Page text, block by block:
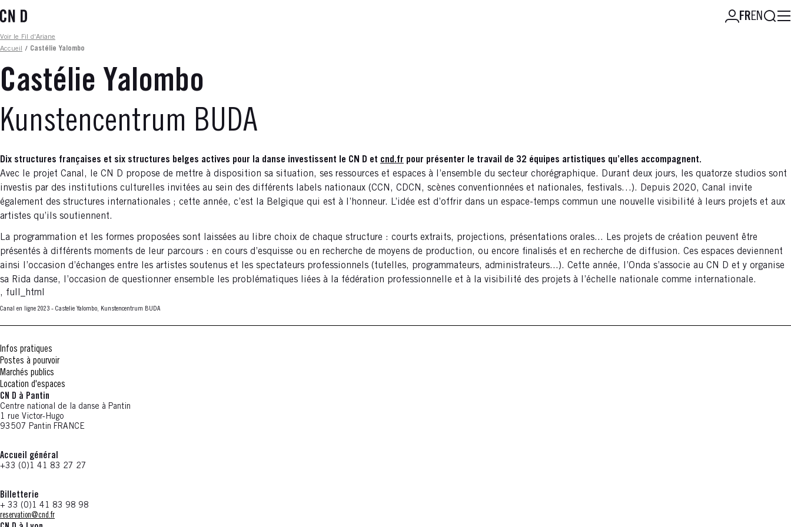
au
principal
FREN
Fil d'ariane
Voir le Fil d'Ariane
Accueil
/ Castélie Yalombo
Castélie Yalombo
Kunstencentrum BUDA
Dix structures françaises et six structures belges actives pour la danse investissent le CN D et cnd.fr pour présenter le travail de 32 équipes artistiques qu’elles accompagnent.
Avec le projet Canal, le CN D propose de mettre à disposition sa situation, ses ressources et espaces à l’ensemble du secteur chorégraphique. Durant deux jours, les quatorze studios sont
investis par des institutions culturelles invitées au sein des différents labels nationaux (CCN, CDCN, scènes conventionnées et nationales, festivals…). Depuis 2020, Canal invite
également des structures internationales ; cette année, c’est la Belgique qui est à l’honneur. L’idée est d’offrir dans un espace-temps commun une nouvelle visibilité à leurs projets et aux
artistes qu’ils soutiennent.
La programmation et les formes proposées sont laissées au libre choix de chaque structure : courts extraits, projections, présentations orales... Les projets de création peuvent être
présentés à différents moments de leur parcours : en cours d’esquisse ou en recherche de moyens de production, ou encore finalisés et en recherche de diffusion. Ces espaces deviennent
ainsi l’occasion d’échanges entre les artistes soutenus et les spectateurs professionnels (tutelles, programmateurs, administrateurs...). Cette année, l’Onda s’associe au CN D et y organise
sa Rida danse, l’occasion de questionner ensemble les problématiques liées à la fédération professionnelle et à la visibilité des projets à l’échelle nationale comme internationale.
, full_html
Canal en ligne 2023 - Castelie Yalombo, Kunstencentrum BUDA
Infos pratiques
Postes à pourvoir
Marchés publics
Location d'espaces
CN D à Pantin
Centre national de la danse à Pantin
1 rue Victor-Hugo
93507 Pantin FRANCE
Accueil général
+33 (0)1 41 83 27 27
Billetterie
+ 33 (0)1 41 83 98 98
reservation@cnd.fr